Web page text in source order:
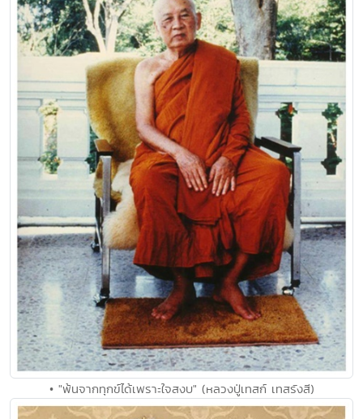
• "พ้นจากทุกข์ได้เพราะใจสงบ" (หลวงปู่เทสก์ เทสรังสี)